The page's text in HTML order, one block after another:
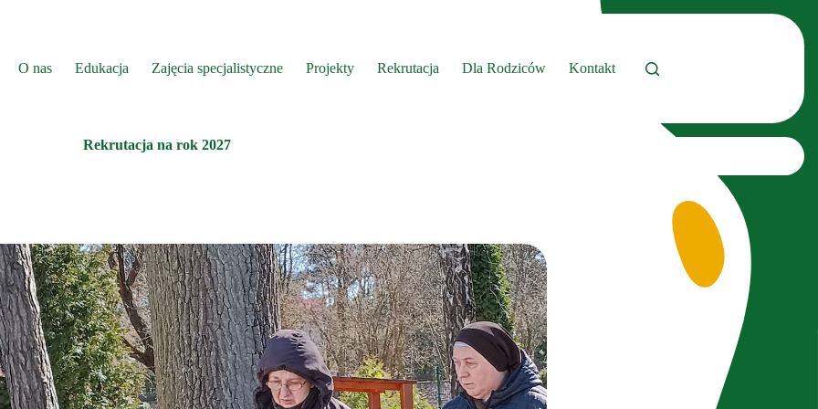
O nas Edukacja Zajęcia specjalistyczne Projekty Rekrutacja Dla Rodziców Kontakt
Rekrutacja na rok 2027